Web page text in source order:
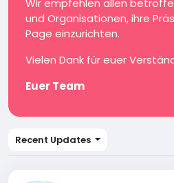
Wir empfehlen allen
und Organisationen, ihre
Page einzurichten.
Vielen Dank für euer
Euer Team
Recent Updates